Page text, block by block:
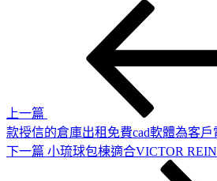
上一篇
款授信的倉庫出租免費cad軟體為客戶
下
下一篇 小琉球包棟適合VICTOR